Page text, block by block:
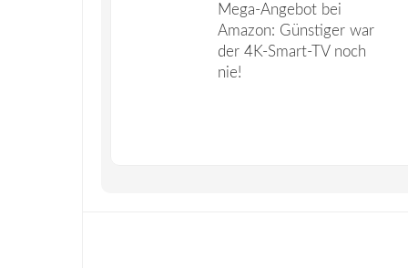
Mega-Angebot bei
Amazon: Günstiger war
der 4K-Smart-TV noch
nie!